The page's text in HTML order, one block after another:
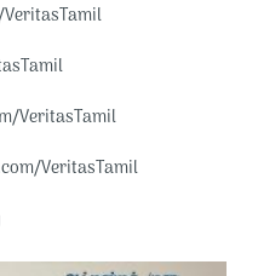
VeritasTamil​​
VeritasTamil​​